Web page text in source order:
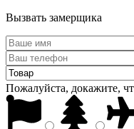
Вызвать замерщика
Пожалуйста, докажите,